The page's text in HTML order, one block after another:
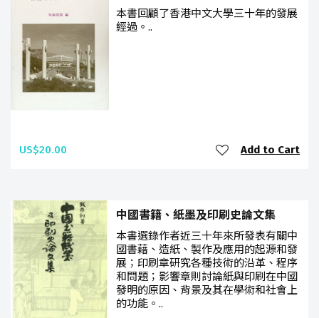
本書回顧了香港中文大學三十年的發展
經過。..
US$20.00 Add to Cart
中國書籍、紙墨及印刷史論文集
本書選錄作者近三十年來所發表有關中
國書藉、造紙、製作及應用的起源和發
展；印刷章研究各種技術的沿革、程序
和問題；影響章則討論紙與印刷在中國
發明的原因、背景及其在學術和社會上
的功能。..